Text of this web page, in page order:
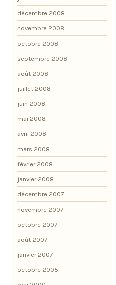
décembre 2008
novembre 2008
octobre 2008
septembre 2008
août 2008
juillet 2008
juin 2008
mai 2008
avril 2008
mars 2008
février 2008
janvier 2008
décembre 2007
novembre 2007
octobre 2007
août 2007
janvier 2007
octobre 2005